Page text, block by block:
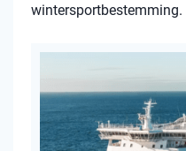
wintersportbestemming.